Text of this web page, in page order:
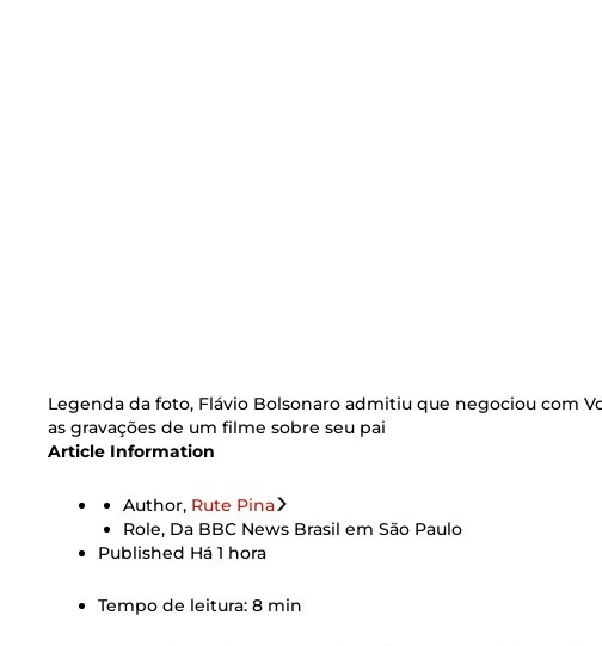
Legenda da foto, Flávio Bolsonaro admitiu que negociou com
as gravações de um filme sobre seu pai
Article Information
Author, Rute Pina
Role, Da BBC News Brasil em São Paulo
Published Há 1 hora
Tempo de leitura: 8 min